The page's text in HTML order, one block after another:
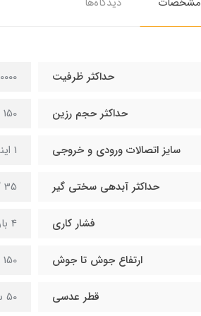
حداکثر ظرفیت
حداکثر حجم رزین 150 لیتر
سایز اتصالات ورودی و خروجی 1 اینچ
حداکثر آبدهی سختی گیر 35 گالن در دقیقه
فشار کاری 4 بار
ارتفاع جوش تا جوش 150 سانتی متر
قطر عدسی 50 سانتی متر